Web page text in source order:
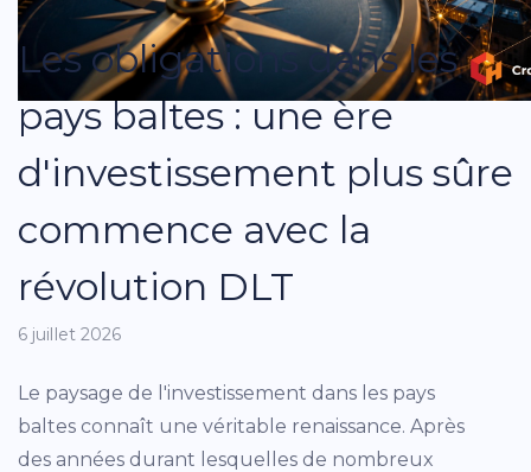
Les obligations dans les
pays baltes : une ère
d'investissement plus sûre
commence avec la
révolution DLT
6 juillet 2026
Le paysage de l'investissement dans les pays
baltes connaît une véritable renaissance. Après
des années durant lesquelles de nombreux